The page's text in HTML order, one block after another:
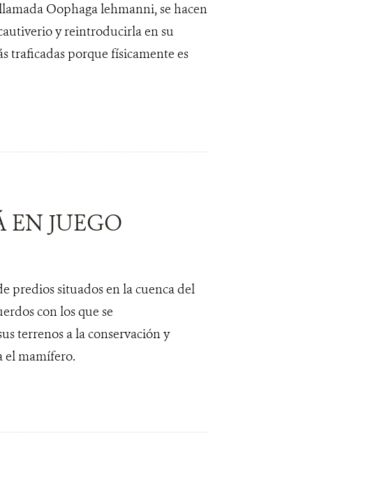
Oophaga lehmanni, se hacen
y reintroducirla en su
traficadas porque físicamente es
EN JUEGO
predios situados en la cuenca del
con los que se
terrenos a la conservación y
el mamífero.